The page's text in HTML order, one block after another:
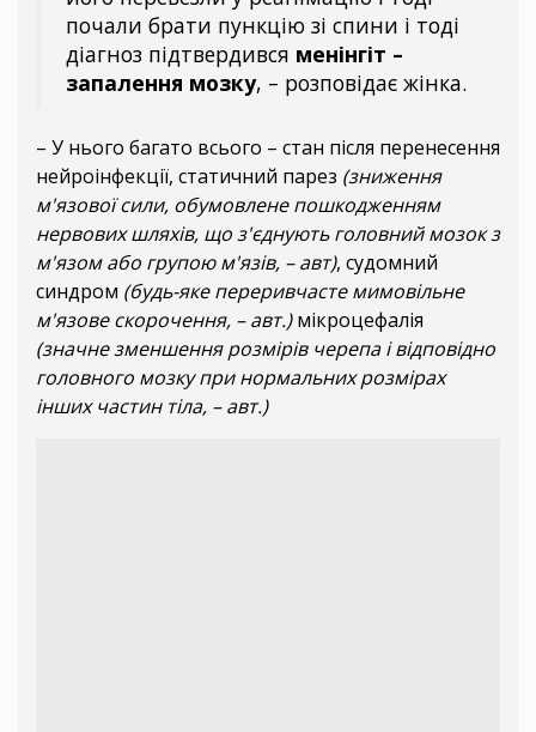
почали брати пункцію зі спини і тоді
діагноз підтвердився менінгіт –
запалення мозку, – розповідає жінка.
– У нього багато всього – стан після перенесення
нейроінфекції, статичний парез (зниження
м'язової сили, обумовлене пошкодженням
нервових шляхів, що з'єднують головний мозок з
м'язом або групою м'язів, – авт), судомний
синдром (будь-яке переривчасте мимовільне
м'язове скорочення, – авт.)мікроцефалія
(значне зменшення розмірів черепа і відповідно
головного мозку при нормальних розмірах
інших частин тіла, – авт.)